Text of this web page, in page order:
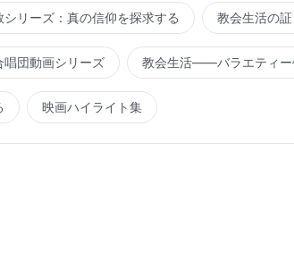
シリーズ：真の信仰を探求する 教会生活の証
唱団動画シリーズ 教会生活――バラエティー
映画ハイライト集